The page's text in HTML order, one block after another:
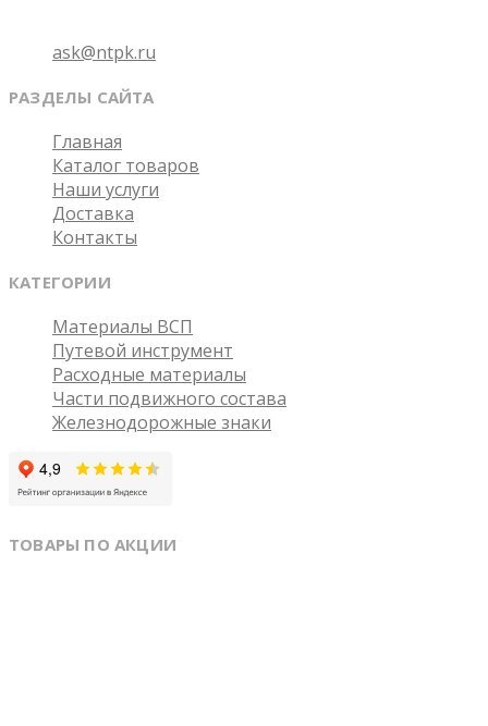
ask@ntpk.ru
РАЗДЕЛЫ САЙТА
Главная
Каталог товаров
Наши услуги
Доставка
Контакты
КАТЕГОРИИ
Материалы ВСП
Путевой инструмент
Расходные материалы
Части подвижного состава
Железнодорожные знаки
ТОВАРЫ ПО АКЦИИ